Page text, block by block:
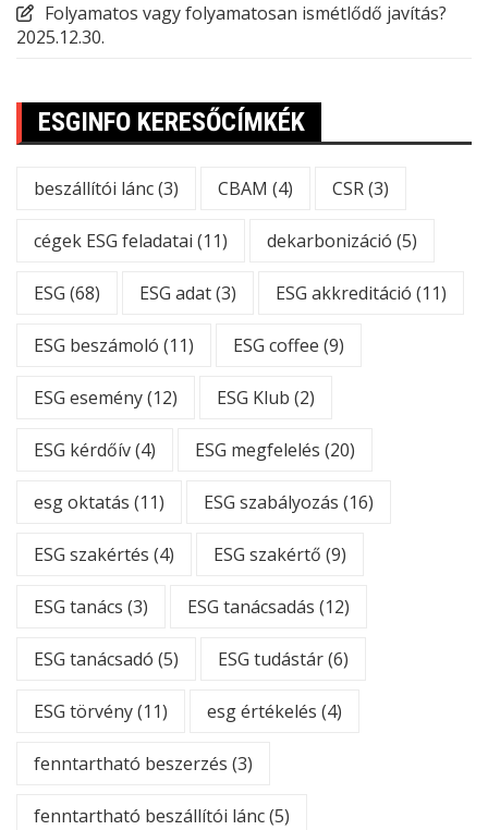
Folyamatos vagy folyamatosan ismétlődő javítás?
2025.12.30.
ESGINFO KERESŐCÍMKÉK
beszállítói lánc(3) CBAM (4) CSR(3)
cégek ESG feladatai (11) dekarbonizáció (5)
ESG (68) ESG adat(3) ESG akkreditáció (11)
ESG beszámoló (11) ESG coffee (9)
ESG esemény(12) ESG Klub (2)
ESG kérdőív(4) ESG megfelelés (20)
esg oktatás (11) ESG szabályozás (16)
ESG szakértés (4) ESG szakértő (9)
ESG tanács (3) ESG tanácsadás (12)
ESG tanácsadó (5) ESG tudástár(6)
ESG törvény(11) esg értékelés (4)
fenntartható beszerzés (3)
fenntartható beszállítói lánc(5)